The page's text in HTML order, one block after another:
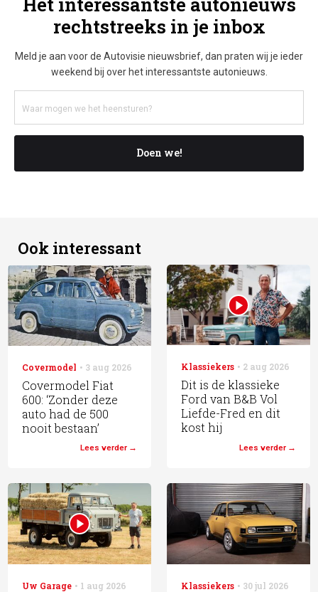
rechtstreeks in je inbox
Meld je aan voor de Autovisie nieuwsbrief, dan praten wij je ieder
weekend bij over het interessantste autonieuws.
Doen we!
Ook interessant
Covermodel 3 aug 2026
Covermodel Fiat
600: ‘Zonder deze
auto had de 500
nooit bestaan’
Lees verder
Klassiekers 2 aug 2026
Dit is de klassieke
Ford van B&B Vol
Liefde-Fred en dit
kost hij
Lees verder
Uw Garage 1 aug 2026 Klassiekers 30 jul 2026